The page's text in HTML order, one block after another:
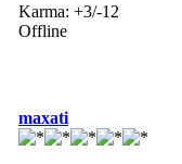
Karma: +3/-12
Offline
maxati